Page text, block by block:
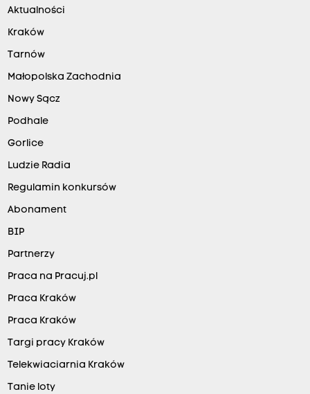
Aktualności
Kraków
Tarnów
Małopolska Zachodnia
Nowy Sącz
Podhale
Gorlice
Ludzie Radia
Regulamin konkursów
Abonament
BIP
Partnerzy
Praca na Pracuj.pl
Praca Kraków
Praca Kraków
Targi pracy Kraków
Telekwiaciarnia Kraków
Tanie loty